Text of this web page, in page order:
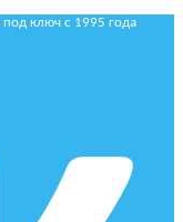
ключ с 1995 года